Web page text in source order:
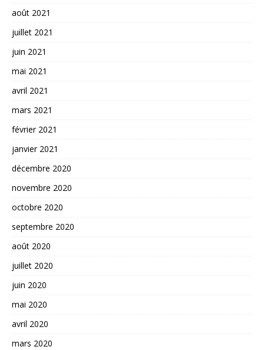
août 2021
juillet 2021
juin 2021
mai 2021
avril 2021
mars 2021
février 2021
janvier 2021
décembre 2020
novembre 2020
octobre 2020
septembre 2020
août 2020
juillet 2020
juin 2020
mai 2020
avril 2020
mars 2020